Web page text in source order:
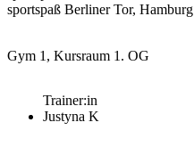
sportspaß Berliner Tor, Hamburg
Gym 1, Kursraum 1. OG
Trainer:in
Justyna K